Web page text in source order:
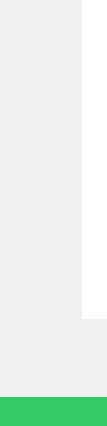
の